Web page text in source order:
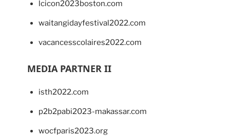
lcicon2023boston.com
waitangidayfestival2022.com
vacancesscolaires2022.com
MEDIA PARTNER II
isth2022.com
p2b2pabi2023-makassar.com
wocfparis2023.org